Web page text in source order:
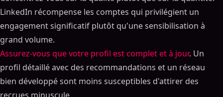
LinkedIn récompense les comptes qui privilégient un
engagement significatif plutôt qu'une sensibilisation à
grand volume.
Assurez-vous que votre profil est complet et à jour. Un
profil détaillé avec des recommandations et un réseau
bien développé sont moins susceptibles d'attirer des